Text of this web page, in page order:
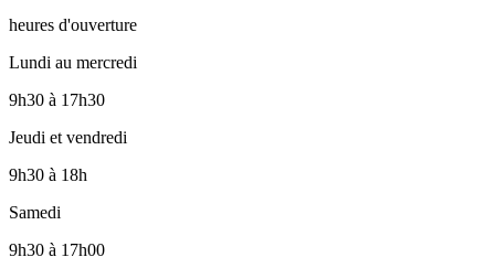
heures d'ouverture
Lundi au mercredi
9h30 à 17h30
Jeudi et vendredi
9h30 à 18h
Samedi
9h30 à 17h00